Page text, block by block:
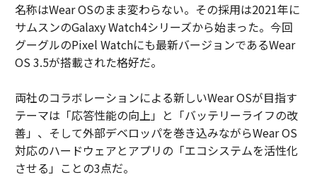
名称はWear OSのまま変わらない。その採用は2021年に
サムスンのGalaxy Watch4シリーズから始まった。今回
グーグルのPixel Watchにも最新バージョンであるWear
OS 3.5が搭載された格好だ。
両社のコラボレーションによる新しいWear OSが目指す
テーマは「応答性能の向上」と「バッテリーライフの改
善」、そして外部デベロッパを巻き込みながらWear OS
対応のハードウェアとアプリの「エコシステムを活性化
させる」ことの3点だ。